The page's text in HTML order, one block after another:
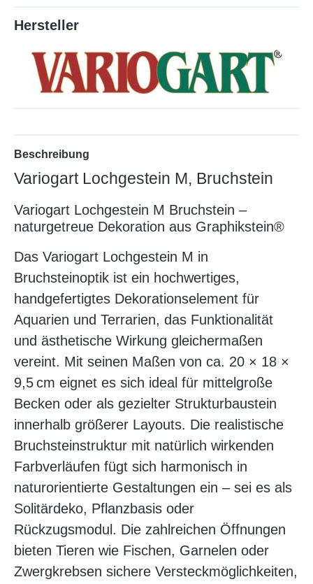
Hersteller
Beschreibung
Variogart Lochgestein M, Bruchstein
Variogart Lochgestein M Bruchstein –
naturgetreue Dekoration aus Graphikstein®
Das Variogart Lochgestein M in
Bruchsteinoptik ist ein hochwertiges,
handgefertigtes Dekorationselement für
Aquarien und Terrarien, das Funktionalität
und ästhetische Wirkung gleichermaßen
vereint. Mit seinen Maßen von ca. 20 × 18 ×
9,5 cm eignet es sich ideal für mittelgroße
Becken oder als gezielter Strukturbaustein
innerhalb größerer Layouts. Die realistische
Bruchsteinstruktur mit natürlich wirkenden
Farbverläufen fügt sich harmonisch in
naturorientierte Gestaltungen ein – sei es als
Solitärdeko, Pflanzbasis oder
Rückzugsmodul. Die zahlreichen Öffnungen
bieten Tieren wie Fischen, Garnelen oder
Zwergkrebsen sichere Versteckmöglichkeiten,